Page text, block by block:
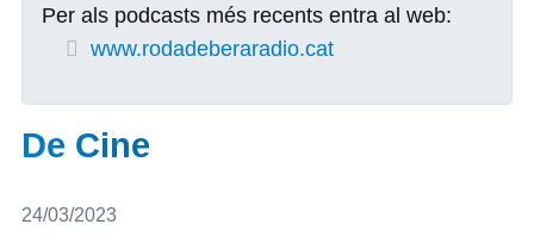
Per als podcasts més recents entra al web:
www.rodadeberaradio.cat
De Cine
Detalls
24/03/2023